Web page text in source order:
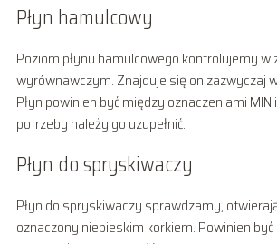
Płyn hamulcowy
Poziom płynu hamulcowego kontrolujemy w
wyrównawczym. Znajduje się on zazwyczaj
Płyn powinien być między oznaczeniami MIN
potrzeby należy go uzupełnić.
Płyn do spryskiwaczy
Płyn do spryskiwaczy sprawdzamy,
oznaczony niebieskim korkiem. Powinien być